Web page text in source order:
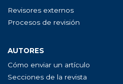
Revisores externos
Procesos de revisión
AUTORES
Cómo enviar un artículo
Secciones de la revista